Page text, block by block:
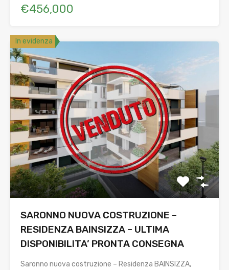
€456,000
In evidenza
SARONNO NUOVA COSTRUZIONE –
RESIDENZA BAINSIZZA – ULTIMA
DISPONIBILITA’ PRONTA CONSEGNA
Saronno nuova costruzione – Residenza BAINSIZZA,